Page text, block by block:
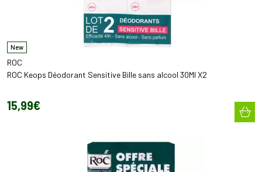
New
ROC
ROC Keops Déodorant Sensitive Bille sans alcool 30Ml X2
15,99€